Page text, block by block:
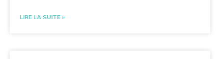
LIRE LA SUITE »